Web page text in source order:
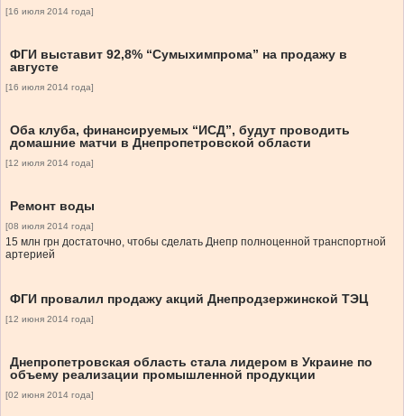
[16 июля 2014 года]
ФГИ выставит 92,8% “Сумыхимпрома” на продажу в
августе
[16 июля 2014 года]
Оба клуба, финансируемых “ИСД”, будут проводить
домашние матчи в Днепропетровской области
[12 июля 2014 года]
Ремонт воды
[08 июля 2014 года]
15 млн грн достаточно, чтобы сделать Днепр полноценной транспортной
артерией
ФГИ провалил продажу акций Днепродзержинской ТЭЦ
[12 июня 2014 года]
Днепропетровская область стала лидером в Украине по
объему реализации промышленной продукции
[02 июня 2014 года]